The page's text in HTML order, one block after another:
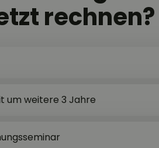
rechnen?
um weitere 3 Jahre